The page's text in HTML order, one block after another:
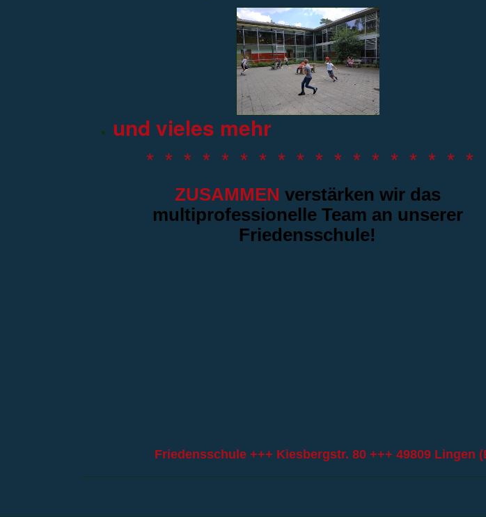
und vieles mehr
* * * * * * * * * * * * * * * * * *
ZUSAMMEN verstärken wir das
multiprofessionelle Team an unserer
Friedensschule!
Friedensschule +++ Kiesbergstr. 80 +++ 49809 Lingen